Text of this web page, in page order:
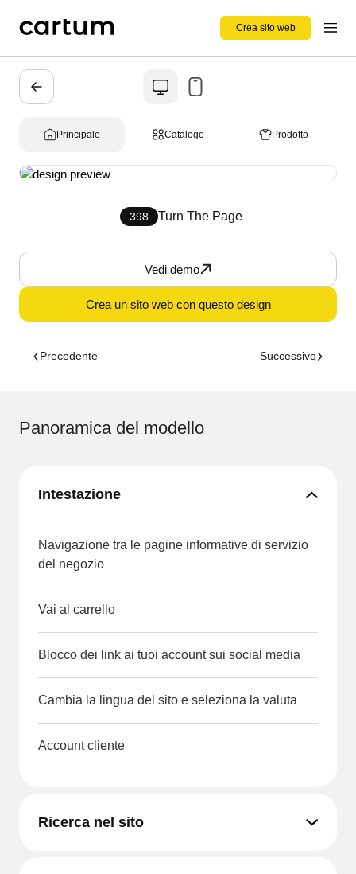
Crea sito web
Principale Catalogo Prodotto
398 Turn The Page
Vedi demo
Crea un sito web con questo design
Precedente Successivo
Panoramica del modello
Intestazione
Navigazione tra le pagine informative di servizio
del negozio
Vai al carrello
Blocco dei link ai tuoi account sui social media
Cambia la lingua del sito e seleziona la valuta
Account cliente
Ricerca nel sito